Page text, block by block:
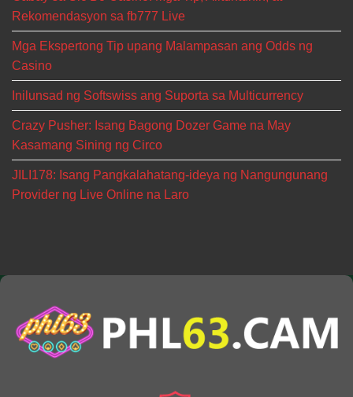
Rekomendasyon sa fb777 Live
Mga Ekspertong Tip upang Malampasan ang Odds ng
Casino
Inilunsad ng Softswiss ang Suporta sa Multicurrency
Crazy Pusher: Isang Bagong Dozer Game na May
Kasamang Sining ng Circo
JILI178: Isang Pangkalahatang-ideya ng Nangungunang
Provider ng Live Online na Laro